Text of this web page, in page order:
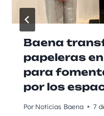
Baena
papeleras
para
por los
Por Noticias Baena 7